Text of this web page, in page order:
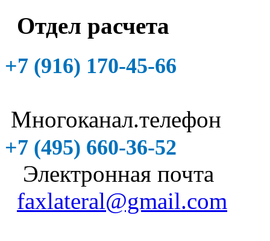
Отдел расчета
+7 (916) 170-45-66
Многоканал.телефон
+7 (495) 660-36-52
Электронная почта
faxlateral@gmail.com